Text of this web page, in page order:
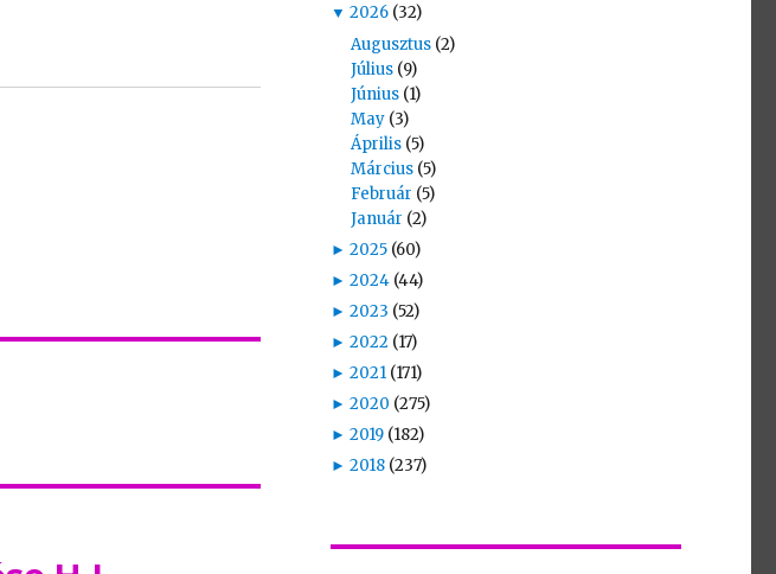
▼ 2026 (32)
Augusztus (2)
Július (9)
Június (1)
May (3)
Április (5)
Március (5)
Február (5)
Január (2)
► 2025 (60)
► 2024 (44)
► 2023 (52)
► 2022 (17)
► 2021 (171)
► 2020 (275)
► 2019 (182)
► 2018 (237)